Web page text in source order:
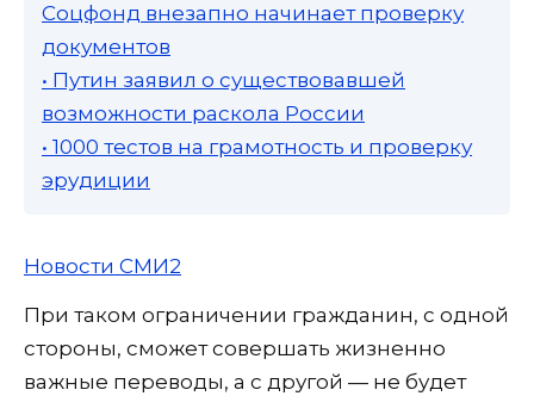
Соцфонд внезапно начинает проверку
документов
• Путин заявил о существовавшей
возможности раскола России
• 1000 тестов на грамотность и проверку
эрудиции
Новости СМИ2
При таком ограничении гражданин, с одной
стороны, сможет совершать жизненно
важные переводы, а с другой — не будет